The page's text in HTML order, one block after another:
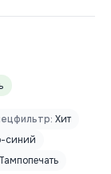
Хит
синий
Тампопечать